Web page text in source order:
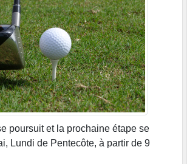
poursuit et la prochaine étape se
Lundi de Pentecôte, à partir de 9